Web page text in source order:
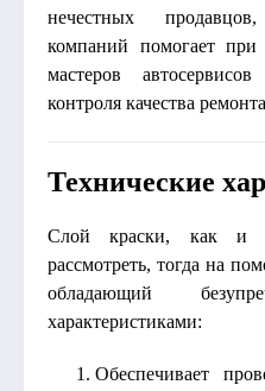
нечестных
компаний помогает
мастеров
контроля качества
Технические
Слой краски, как и
рассмотреть, тогда на
обладающий
характеристиками:
Обеспечивает